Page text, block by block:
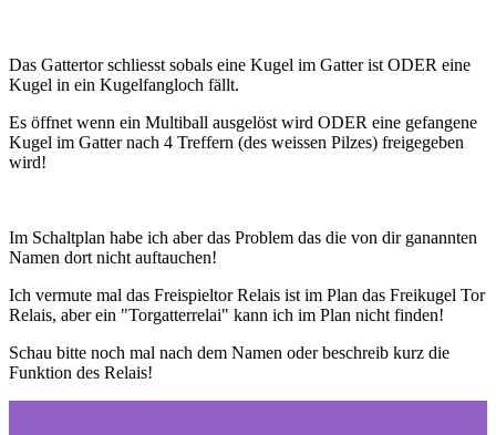
Das Gattertor schliesst sobals eine Kugel im Gatter ist ODER eine
Kugel in ein Kugelfangloch fällt.
Es öffnet wenn ein Multiball ausgelöst wird ODER eine gefangene
Kugel im Gatter nach 4 Treffern (des weissen Pilzes) freigegeben
wird!
Im Schaltplan habe ich aber das Problem das die von dir ganannten
Namen dort nicht auftauchen!
Ich vermute mal das Freispieltor Relais ist im Plan das Freikugel Tor
Relais, aber ein "Torgatterrelai" kann ich im Plan nicht finden!
Schau bitte noch mal nach dem Namen oder beschreib kurz die
Funktion des Relais!